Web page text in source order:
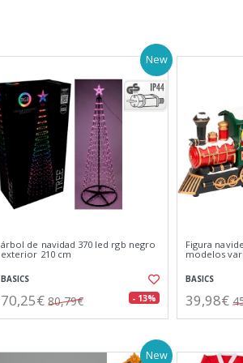
New
árbol de navidad 370 led rgb negro
exterior 210 cm
BASICS
70,25€ 80,79€ - 13%
Figura
modelos
BASICS
39,98€
New